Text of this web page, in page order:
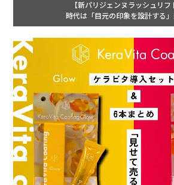
【新パリジェンヌラッシュリフ
時代は「目元の印象を設計する